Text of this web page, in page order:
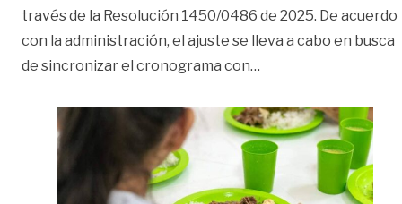
través de la Resolución 1450/0486 de 2025. De acuerdo
con la administración, el ajuste se lleva a cabo en busca
de sincronizar el cronograma con…